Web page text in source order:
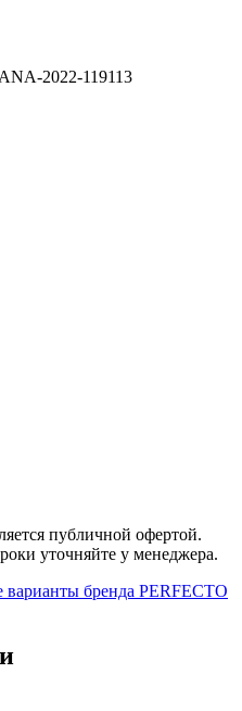
2022-119113
публичной офертой.
уточняйте у менеджера.
варианты бренда PERFECTO